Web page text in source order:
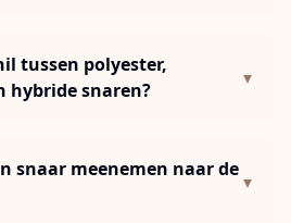
tussen polyester,
snaren?
▾
snaar meenemen naar de
▾